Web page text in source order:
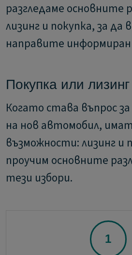
разгледаме основните
лизинг и покупка, за да
направите информиран
Покупка или лизинг
Когато става въпрос
на нов автомобил,
възможности: лизинг и
проучим основните
тези избори.